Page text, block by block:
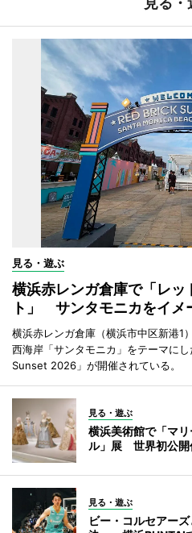
見る・遊ぶ
横浜赤レンガ倉庫で「レッ
ト」 サンタモニカをイ
横浜赤レンガ倉庫（横浜市中区新港1
西海岸「サンタモニカ」をテーマに
Sunset 2026」が開催されている。
見る・遊ぶ
横浜美術館で「マ
ル」展 世界初公開
見る・遊ぶ
ビー・コルセアー